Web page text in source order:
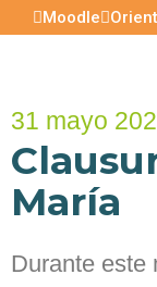
Moodle
31 mayo
María
Durante este